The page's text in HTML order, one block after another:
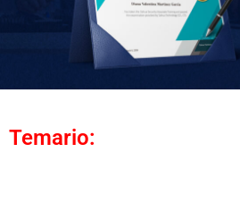
Temario: